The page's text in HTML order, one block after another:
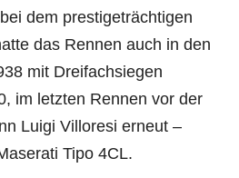
dem prestigeträchtigen
das Rennen auch in den
mit Dreifachsiegen
im letzten Rennen vor der
Luigi Villoresi erneut –
Tipo 4CL.